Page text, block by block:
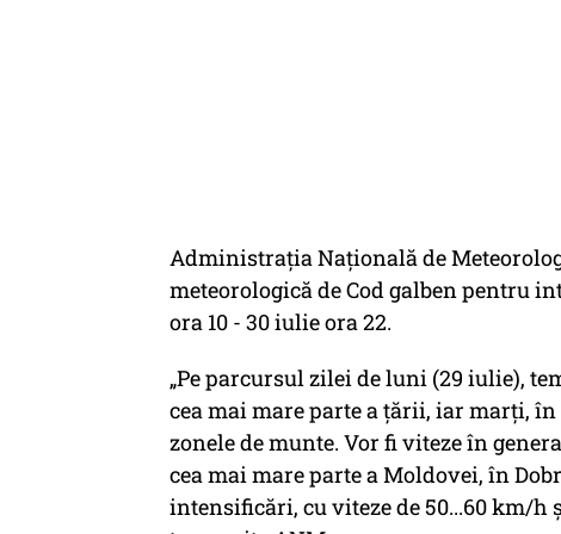
Administrația Națională de
meteorologică de Cod galben pentru
ora 10 - 30 iulie ora 22.
„Pe parcursul zilei de luni (29 iulie),
cea mai mare parte a țării, iar marți,
zonele de munte. Vor fi viteze în
cea mai mare parte a Moldovei, în
intensificări, cu viteze de 50...60 km/h